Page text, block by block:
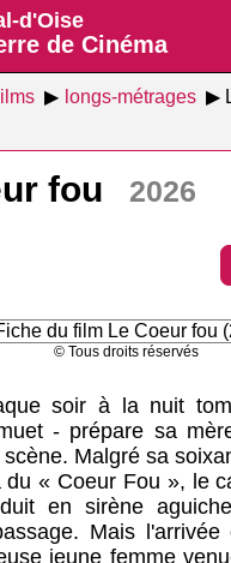
d'Oise
de Cinéma
longs-métrages
fou 2026
© Tous droits réservés
soir à la nuit
- prépare sa
Malgré sa
du « Coeur Fou », le
en sirène
Mais l'arrivée
jeune femme